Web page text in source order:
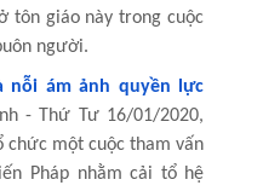
tôn giáo này trong cuộc
người.
nỗi ám ảnh quyền lực
- Thứ Tư 16/01/2020,
chức một cuộc tham vấn
Pháp nhằm cải tổ hệ